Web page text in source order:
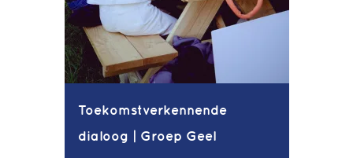
Toekomstverkennende
dialoog | Groep Geel